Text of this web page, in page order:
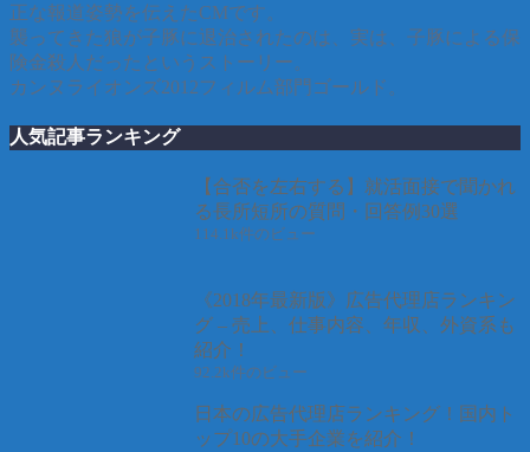
正な報道姿勢を伝えたCMです。
襲ってきた狼が子豚に退治されたのは、実は、子豚による保
険金殺人だったというストーリー。
カンヌライオンズ2012フィルム部門ゴールド。
人気記事ランキング
【合否を左右する】就活面接で聞かれ
る長所短所の質問・回答例30選
114.1k件のビュー
《2018年最新版》広告代理店ランキン
グ – 売上、仕事内容、年収、外資系も
紹介！
92.2k件のビュー
日本の広告代理店ランキング！国内ト
ップ10の大手企業を紹介！